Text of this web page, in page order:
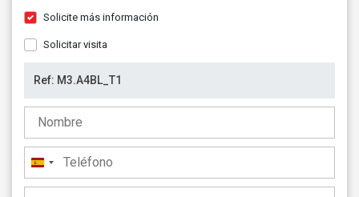
Solicite más información
Solicitar visita
España
+34